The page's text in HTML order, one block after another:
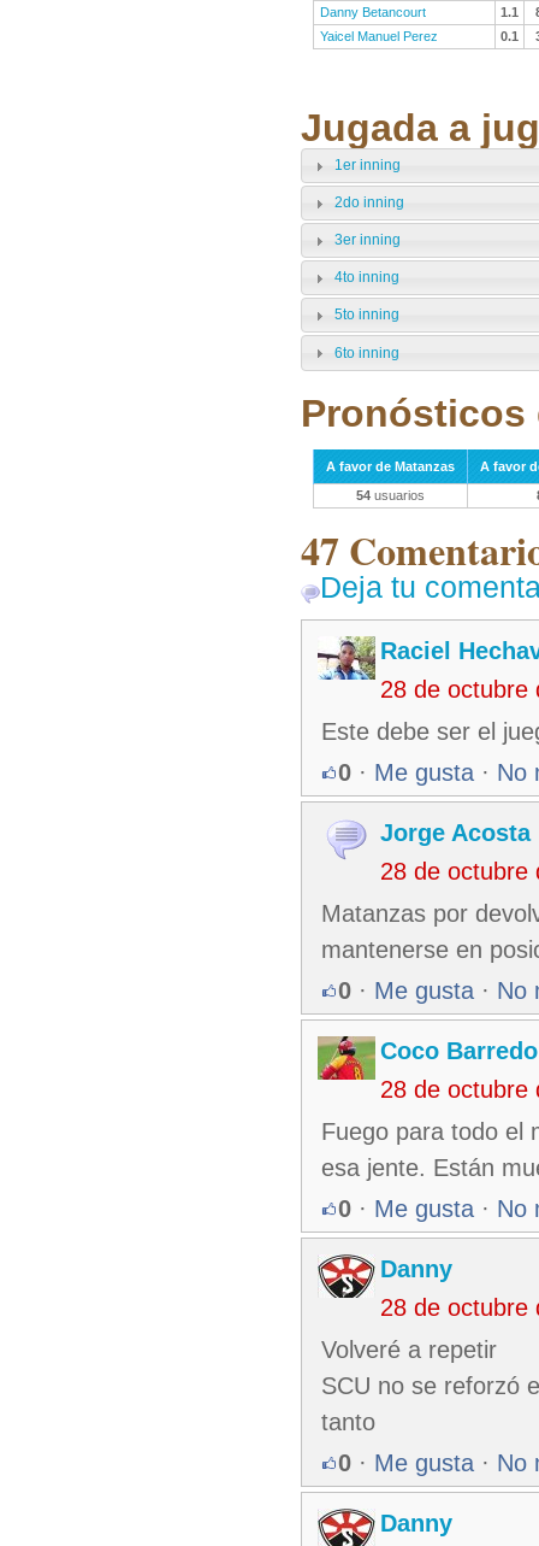
Danny Betancourt
1.1
Yaicel Manuel Perez
0.1
Jugada a
1er inning
2do inning
3er inning
4to inning
5to inning
6to inning
Pronósticos
A favor de Matanzas
A favor
54 usuarios
47
Deja tu
Raciel
28 de octubre
Este debe ser el
0 · Me gusta · No
Jorge Acosta
28 de octubre
Matanzas por
mantenerse en
0 · Me gusta · No
Coco
28 de octubre
Fuego para todo el
esa jente. Están
0 · Me gusta · No
Danny
28 de octubre
Volveré a repetir
SCU no se reforzó
tanto
0 · Me gusta · No
Danny